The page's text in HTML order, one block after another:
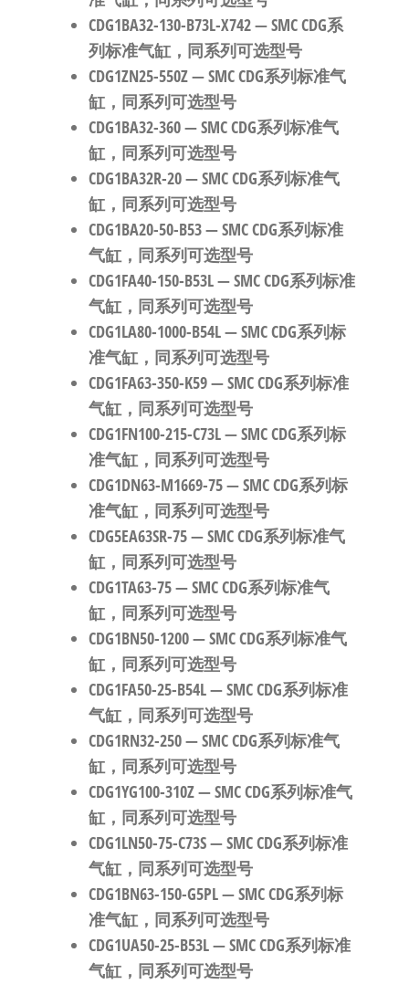
CDG1BA32-130-B73L-X742— SMC CDG系
列标准气缸，同系列可选型号
CDG1ZN25-550Z— SMC CDG系列标准气
缸，同系列可选型号
CDG1BA32-360— SMC CDG系列标准气
缸，同系列可选型号
CDG1BA32R-20— SMC CDG系列标准气
缸，同系列可选型号
CDG1BA20-50-B53— SMC CDG系列标准
气缸，同系列可选型号
CDG1FA40-150-B53L— SMC CDG系列标准
气缸，同系列可选型号
CDG1LA80-1000-B54L— SMC CDG系列标
准气缸，同系列可选型号
CDG1FA63-350-K59— SMC CDG系列标准
气缸，同系列可选型号
CDG1FN100-215-C73L— SMC CDG系列标
准气缸，同系列可选型号
CDG1DN63-M1669-75— SMC CDG系列标
准气缸，同系列可选型号
CDG5EA63SR-75— SMC CDG系列标准气
缸，同系列可选型号
CDG1TA63-75— SMC CDG系列标准气
缸，同系列可选型号
CDG1BN50-1200— SMC CDG系列标准气
缸，同系列可选型号
CDG1FA50-25-B54L— SMC CDG系列标准
气缸，同系列可选型号
CDG1RN32-250— SMC CDG系列标准气
缸，同系列可选型号
CDG1YG100-310Z— SMC CDG系列标准气
缸，同系列可选型号
CDG1LN50-75-C73S— SMC CDG系列标准
气缸，同系列可选型号
CDG1BN63-150-G5PL— SMC CDG系列标
准气缸，同系列可选型号
CDG1UA50-25-B53L— SMC CDG系列标准
气缸，同系列可选型号